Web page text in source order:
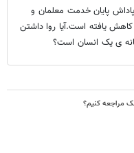
پایان خدمت معلمان و
وحقوق بگیران،بیش از70درصد کاهش یافته است.آیا روا داشتن
ی یک انسان است؟
مراجعه کنیم؟